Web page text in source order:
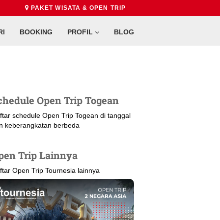
PAKET WISATA & OPEN TRIP
BOOKING PROFIL BLOG
Open Trip Togean
schedule Open Trip Togean di tanggal
keberangkatan berbeda
Trip Lainnya
Open Trip Tournesia lainnya